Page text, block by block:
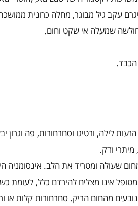
עקב גיל מבוגר, מחלה כרונית
חולשה שמעלה אי שקט וחום.
לילה, ורטיגו וסחרחורות, פה וגרון
ודק.
שעולה ומטריד את הלב. אינסומניה
אינו מצליח להירדם כלל, לעומת
מהחום הריק. סחרחורות קלות או